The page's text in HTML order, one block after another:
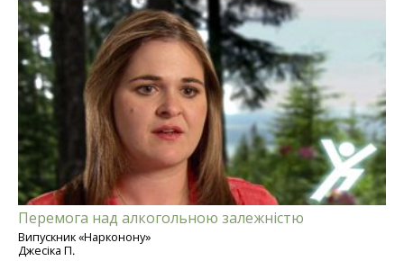
Перемога над алкогольною залежністю
Випускник «Нарконону»
Джесіка П.